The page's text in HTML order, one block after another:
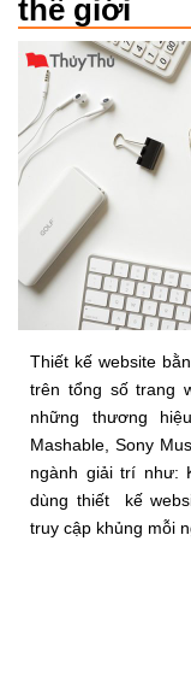
thế giới
Thiết kế website
trên tổng số trang
những thương
Mashable, Sony
ngành giải trí như:
dùng thiết kế
truy cập khủng mỗi